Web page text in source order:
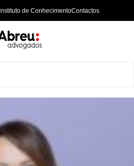
Instituto de ConhecimentoContactos